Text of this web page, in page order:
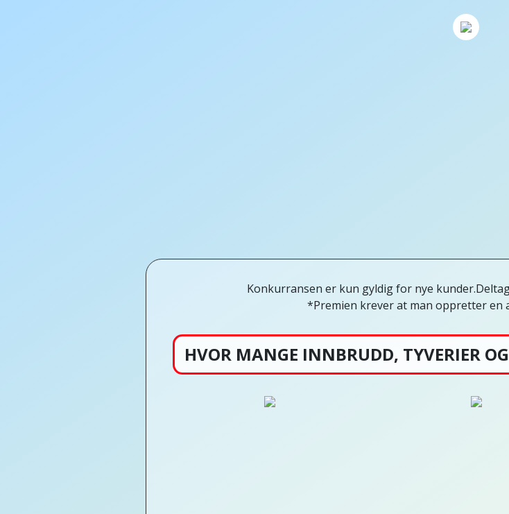
Konkurransen er kun gyldig for nye
*Premien krever at man oppretter en
HVOR MANGE INNBRUDD, TYVERIER